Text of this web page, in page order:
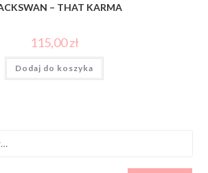
– THAT KARMA
115,00zł
Dodaj do koszyka